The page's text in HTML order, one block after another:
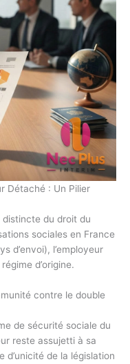
Détaché : Un Pilier
du droit du
sociales en France
d’envoi), l’employeur
d’origine.
contre le double
de sécurité sociale du
reste assujetti à sa
d’unicité de la législation